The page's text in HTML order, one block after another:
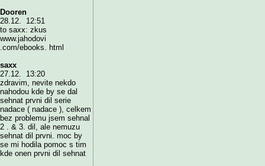
Dooren
28.12. 12:51
to saxx: zkus
www.jahodovi
.com/ebooks. html
saxx
27.12. 13:20
zdravim, nevite nekdo
nahodou kde by se dal
sehnat prvni dil serie
nadace ( nadace ), celkem
bez problemu jsem sehnal
2 . & 3. dil, ale nemuzu
sehnat dil prvni. moc by
se mi hodila pomoc s tim
kde onen prvni dil sehnat